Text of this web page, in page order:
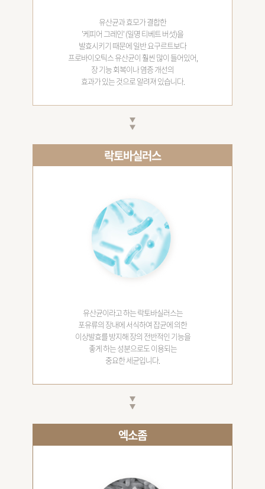
유산균과 효모가 결합한
'케피어 그레인' (일명 티베트 버섯)을
발효시키기 때문에 일반 요구르트보다
프로바이오틱스 유산균이 훨씬 많이 들어있어,
장 기능 회복이나 염증 개선의
효과가 있는 것으로 알려져 있습니다.
락토바실러스
유산균이라고 하는 락토바실러스는
포유류의 장내에 서식하여 잡균에 의한
이상발효를 방지해 장의 전반적인 기능을
좋게 하는 성분으로도 이용되는
중요한 세균입니다.
엑소좀